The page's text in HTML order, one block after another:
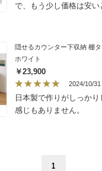
で、もう少し価格は安い
隠せるカウンター下収納 棚
ホワイト
￥23,900
2024/10/31
日本製で作りがしっか
感じもありません。
1